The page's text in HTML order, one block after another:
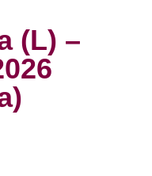
(L) –